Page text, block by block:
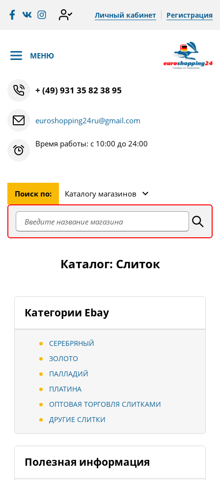
Личный кабинет Регистрация
МЕНЮ
+ (49) 931 35 82 38 95
euroshopping24ru@gmail.com
Время работы: с 10:00 до 24:00
Поиск по: Каталогу магазинов
Категории Ebay
СЕРЕБРЯНЫЙ
ЗОЛОТО
ПАЛЛАДИЙ
ПЛАТИНА
ОПТОВАЯ ТОРГОВЛЯ СЛИТКАМИ
ДРУГИЕ СЛИТКИ
Полезная информация
Каталог: Слиток